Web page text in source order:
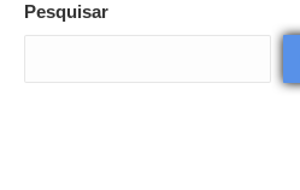
Pesquisar